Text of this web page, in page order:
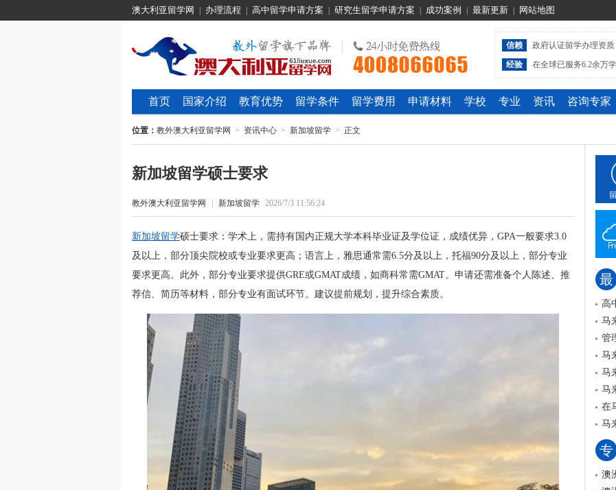
澳大利亚留学网 办理流程 高中留学申请方案 研究生留学申请方案 成功案例 最新更新 网站地图
信赖 政府认证留学办理资质
经验
在全球已服务6.2余万
首页 国家介绍 教育优势 留学条件 留学费用 申请材料 学校 专业 资讯 咨询专家
位置： 教外澳大利亚留学网 > 资讯中心 > 新加坡留学 > 正文
新加坡留学硕士要求
教外澳大利亚留学网 新加坡留学 2026/7/3 11:56:24
新加坡留学硕士要求：学术上，需持有国内正规大学本科毕业证及学位证，成绩优异，GPA一般要求3.0
及以上，部分顶尖院校或专业要求更高；语言上，雅思通常需6.5分及以上，托福90分及以上，部分专业
要求更高。此外，部分专业要求提供GRE或GMAT成绩，如商科常需GMAT。申请还需准备个人陈述、推
荐信、简历等材料，部分专业有面试环节。建议提前规划，提升综合素质。
最
高
马
管
马
马
马
在
马
专
澳